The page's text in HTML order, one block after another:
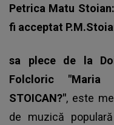
Petrica Matu
fi acceptat
sa plece de la
Folcloric "Maria
STOICAN?", este
de muzică